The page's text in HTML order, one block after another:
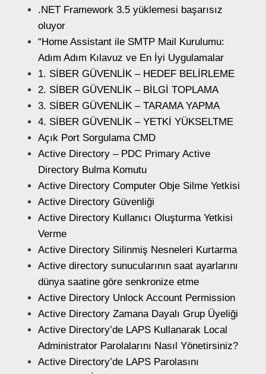
.NET Framework 3.5 yüklemesi başarısız
oluyor
“Home Assistant ile SMTP Mail Kurulumu:
Adım Adım Kılavuz ve En İyi Uygulamalar
1. SİBER GÜVENLİK – HEDEF BELİRLEME
2. SİBER GÜVENLİK – BİLGİ TOPLAMA
3. SİBER GÜVENLİK – TARAMA YAPMA
4. SİBER GÜVENLİK – YETKİ YÜKSELTME
Açık Port Sorgulama CMD
Active Directory – PDC Primary Active
Directory Bulma Komutu
Active Directory Computer Obje Silme Yetkisi
Active Directory Güvenliği
Active Directory Kullanıcı Oluşturma Yetkisi
Verme
Active Directory Silinmiş Nesneleri Kurtarma
Active directory sunucularının saat ayarlarını
dünya saatine göre senkronize etme
Active Directory Unlock Account Permission
Active Directory Zamana Dayalı Grup Üyeliği
Active Directory’de LAPS Kullanarak Local
Administrator Parolalarını Nasıl Yönetirsiniz?
Active Directory’de LAPS Parolasını